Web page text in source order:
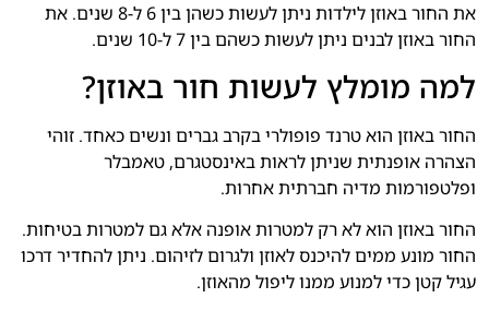
את החור באוזן לילדות ניתן לעשות כשהן בין 6 ל-8 שנים. את
החור באוזן לבנים ניתן לעשות כשהם בין 7 ל-10 שנים.
למה מומלץ לעשות חור באוזן?
החור באוזן הוא טרנד פופולרי בקרב גברים ונשים כאחד. זוהי
הצהרה אופנתית שניתן לראות באינסטגרם, טאמבלר
ופלטפורמות מדיה חברתית אחרות.
החור באוזן הוא לא רק למטרות אופנה אלא גם למטרות בטיחות.
החור מונע ממים להיכנס לאוזן ולגרום לזיהום. ניתן להחדיר דרכו
עגיל קטן כדי למנוע ממנו ליפול מהאוזן.